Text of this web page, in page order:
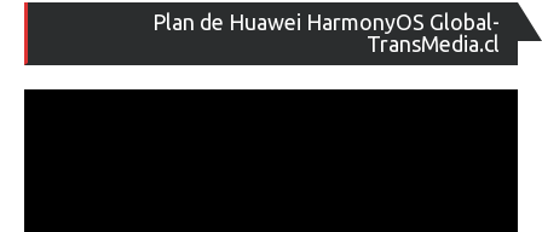
Plan de Huawei HarmonyOS Global-
TransMedia.cl
de